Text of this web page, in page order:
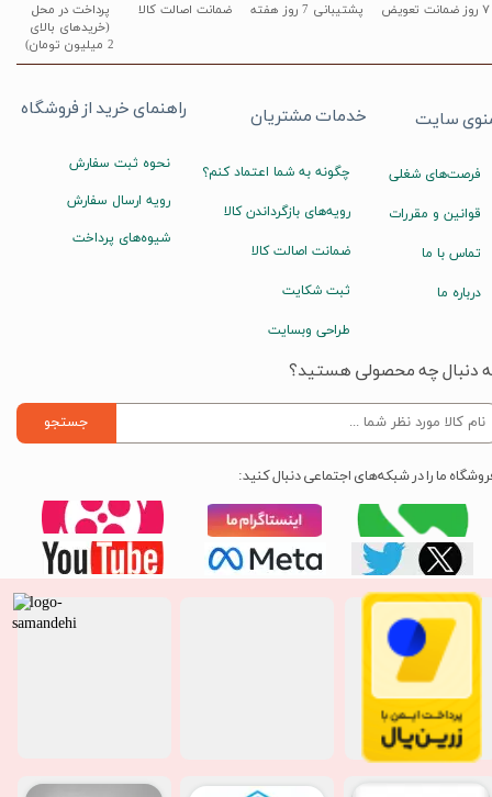
پشتیبانی 7 روز هفته
پرداخت در محل
(خریدهای بالای
2 میلیون تومان)
۷ روز ضمانت تعویض ضمانت اصالت کالا
راهنمای خرید از فروشگاه
نحوه ثبت سفارش
رویه ارسال سفارش
شیوه‌های پرداخت
خدمات مشتریان
چگونه به شما اعتماد کنم؟
رویه‌های بازگرداندن کالا
ضمانت اصالت کالا
ثبت شکایت
طراحی وبسایت
سایت
فرصت‌های شغلی
قوانین و مقررات
تماس با ما
درباره ما
دنبال چه محصولی هستید؟
جستجو
ما را در شبکه‌های اجتماعی دنبال کنید: